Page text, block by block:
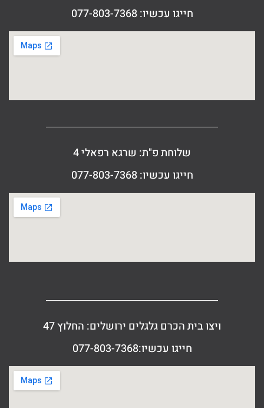
חייגו עכשיו: 077-803-7368
שלוחת פ"ת: שרגא רפאלי 4
חייגו עכשיו: 077-803-7368
ויצו בית הכרם גלגלים ירושלים: החלוץ 47
חייגו עכשיו:077-803-7368